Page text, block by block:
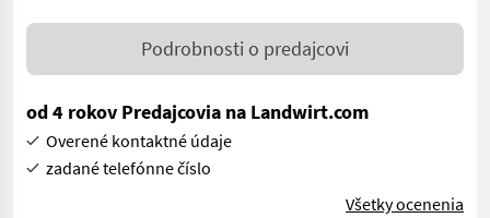
Podrobnosti o predajcovi
od 4 rokov Predajcovia na Landwirt.com
Overené kontaktné údaje
zadané telefónne číslo
Všetky ocenenia